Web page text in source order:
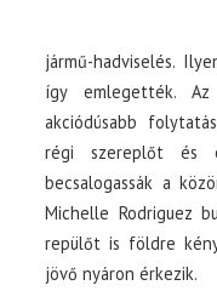
jármű-hadviselés.
így emlegették.
akciódúsabb
régi szereplőt és
becsalogassák a
Michelle Rodriguez
repülőt is földre
jövő nyáron érkezik.